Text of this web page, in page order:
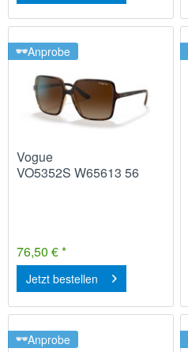
Anprobe
Vogue
VO5352S W65613 56
76,50 € *
Jetzt bestellen
Anprobe